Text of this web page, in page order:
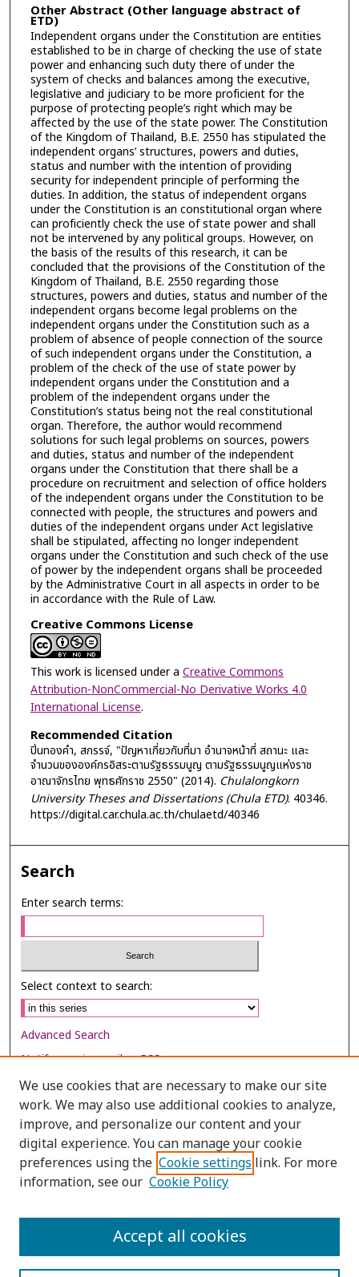
Other Abstract (Other language abstract of
ETD)
Independent organs under the Constitution are entities
established to be in charge of checking the use of state
power and enhancing such duty there of under the
system of checks and balances among the executive,
legislative and judiciary to be more proficient for the
purpose of protecting people’s right which may be
affected by the use of the state power. The Constitution
of the Kingdom of Thailand, B.E. 2550 has stipulated the
independent organs’ structures, powers and duties,
status and number with the intention of providing
security for independent principle of performing the
duties. In addition, the status of independent organs
under the Constitution is an constitutional organ where
can proficiently check the use of state power and shall
not be intervened by any political groups. However, on
the basis of the results of this research, it can be
concluded that the provisions of the Constitution of the
Kingdom of Thailand, B.E. 2550 regarding those
structures, powers and duties, status and number of the
independent organs become legal problems on the
independent organs under the Constitution such as a
problem of absence of people connection of the source
of such independent organs under the Constitution, a
problem of the check of the use of state power by
independent organs under the Constitution and a
problem of the independent organs under the
Constitution’s status being not the real constitutional
organ. Therefore, the author would recommend
solutions for such legal problems on sources, powers
and duties, status and number of the independent
organs under the Constitution that there shall be a
procedure on recruitment and selection of office holders
of the independent organs under the Constitution to be
connected with people, the structures and powers and
duties of the independent organs under Act legislative
shall be stipulated, affecting no longer independent
organs under the Constitution and such check of the use
of power by the independent organs shall be proceeded
by the Administrative Court in all aspects in order to be
in accordance with the Rule of Law.
Creative Commons License
This work is licensed under a Creative Commons
Attribution-NonCommercial-No Derivative Works 4.0
International License.
Recommended Citation
ปิ่นทองคำ, สกรรจ์, "ปัญหาเกี่ยวกับที่มา อำนาจหน้าที่ สถานะ และ
จำนวนขององค์กรอิสระตามรัฐธรรมนูญ ตามรัฐธรรมนูญแห่งราช
อาณาจักรไทย พุทธศักราช 2550" (2014). Chulalongkorn
University Theses and Dissertations (Chula ETD). 40346.
https://digital.car.chula.ac.th/chulaetd/40346
Search
Enter search terms:
Select context to search:
Advanced Search
Notify me via email orRSS
Browse
Collections
Disciplines
Authors
We use cookies that are necessary to make our site
work. We may also use additional cookies to analyze,
improve, and personalize our content and your
digital experience. You can manage your cookie
preferences using the Cookie settings link. For more
information, see our Cookie Policy
Accept all cookies